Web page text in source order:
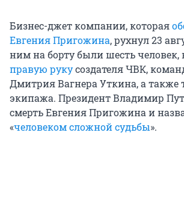
Бизнес-джет компании, которая
Евгения Пригожина, рухнул 23
ним на борту были шесть
правую рукусоздателя ЧВК,
Дмитрия Вагнера Уткина, а также
экипажа. Президент Владимир
смерть Евгения Пригожина и
«человеком сложной судьбы».